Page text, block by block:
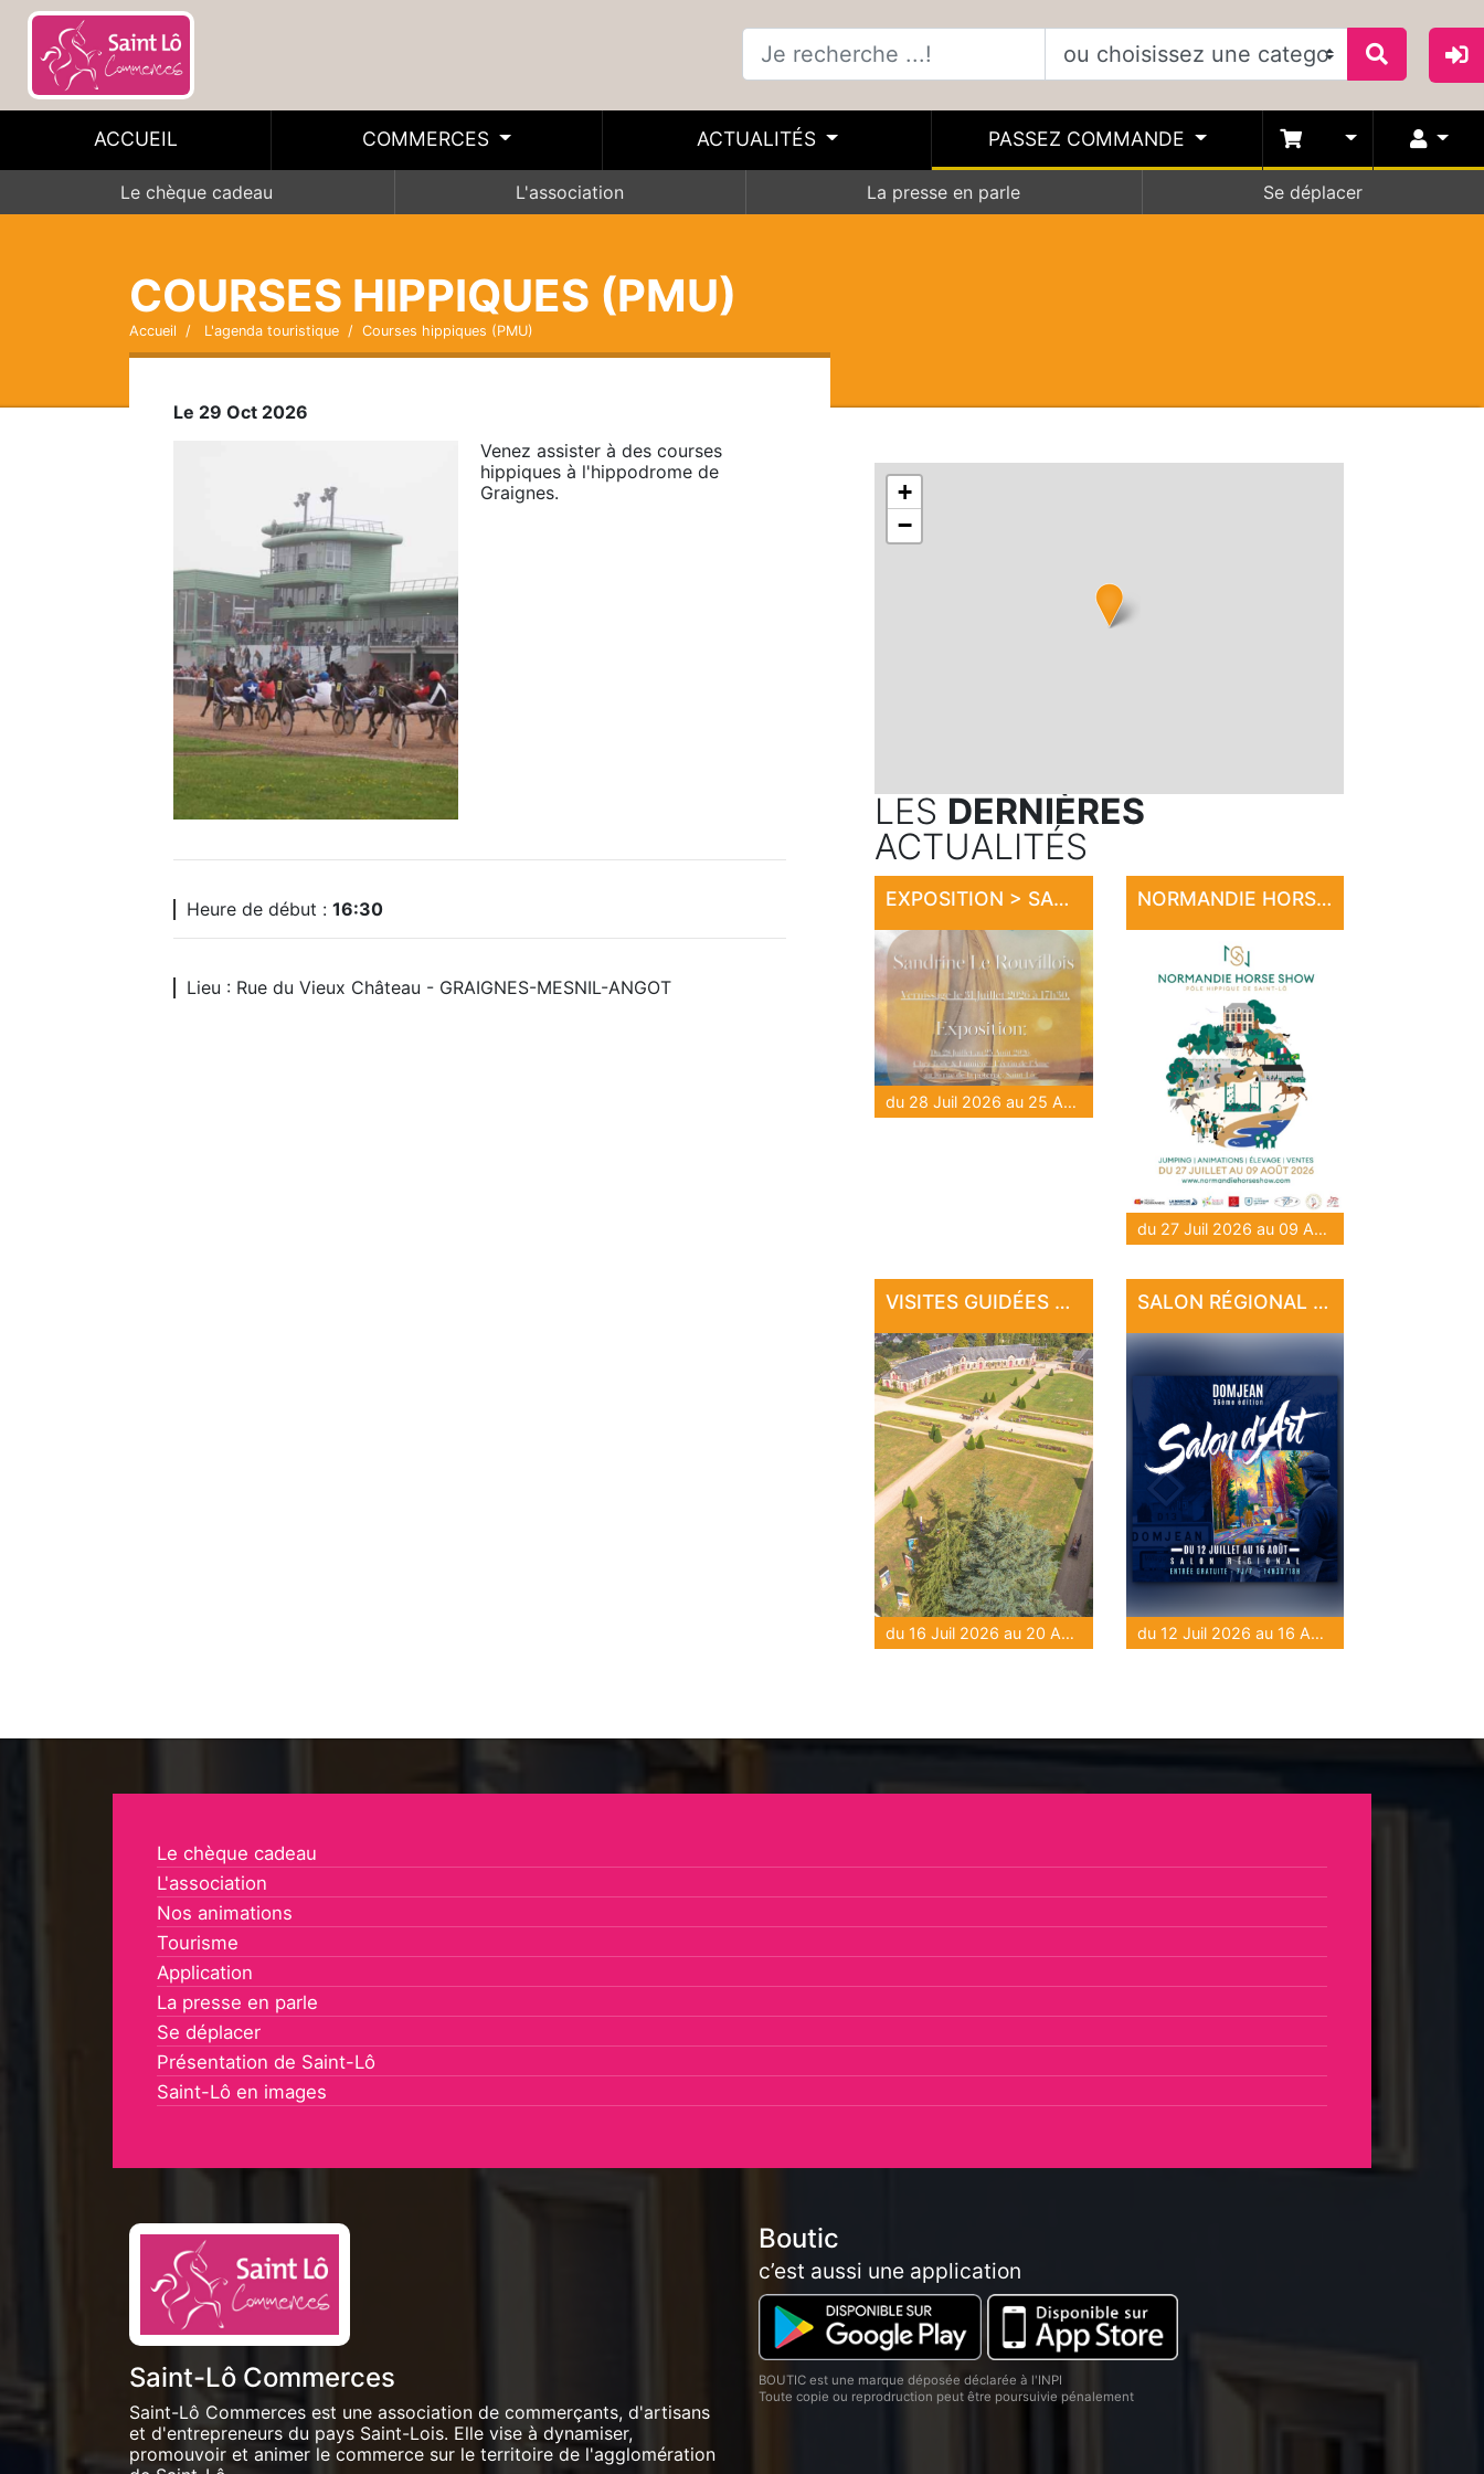
ACCUEIL COMMERCES ACTUALITÉS PASSEZ COMMANDE
Le chèque cadeau L'association La presse en parle Se déplacer
COURSES HIPPIQUES (PMU)
Accueil L'agenda touristique Courses hippiques (PMU)
Le 29 Oct 2026
Venez assister à des courses
hippiques à l'hippodrome de
Graignes.
Heure de début : 16:30
Lieu : Rue du Vieux Château - GRAIGNES-MESNIL-ANGOT
+
−
LES DERNIÈRES
ACTUALITÉS
EXPOSITION > SANDRINE LE ROUVILLOIS
du 28 Juil 2026 au 25 Août 2026
NORMANDIE HORSE SHOW 2026
du 27 Juil 2026 au 09 Août 2026
VISITES GUIDÉES AU HARAS NATIONAL
du 16 Juil 2026 au 20 Août 2026
SALON RÉGIONAL D'ART DE DOMJEAN
du 12 Juil 2026 au 16 Août 2026
Le chèque cadeau
L'association
Nos animations
Tourisme
Application
La presse en parle
Se déplacer
Présentation de Saint-Lô
Saint-Lô en images
Saint-Lô Commerces
Saint-Lô Commerces est une association de commerçants, d'artisans
et d'entrepreneurs du pays Saint-Lois. Elle vise à dynamiser,
promouvoir et animer le commerce sur le territoire de l'agglomération
Boutic
c’est aussi une application
BOUTIC est une marque déposée déclarée à l'INPI
Toute copie ou reprodruction peut être poursuivie pénalement